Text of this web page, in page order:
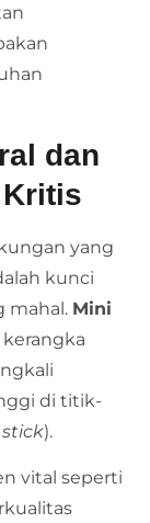
dan
yang
kunci
mahal. Mini
di titik-
).
vital seperti